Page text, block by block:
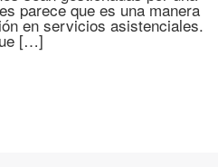
parece que es una manera
en servicios asistenciales.
[…]